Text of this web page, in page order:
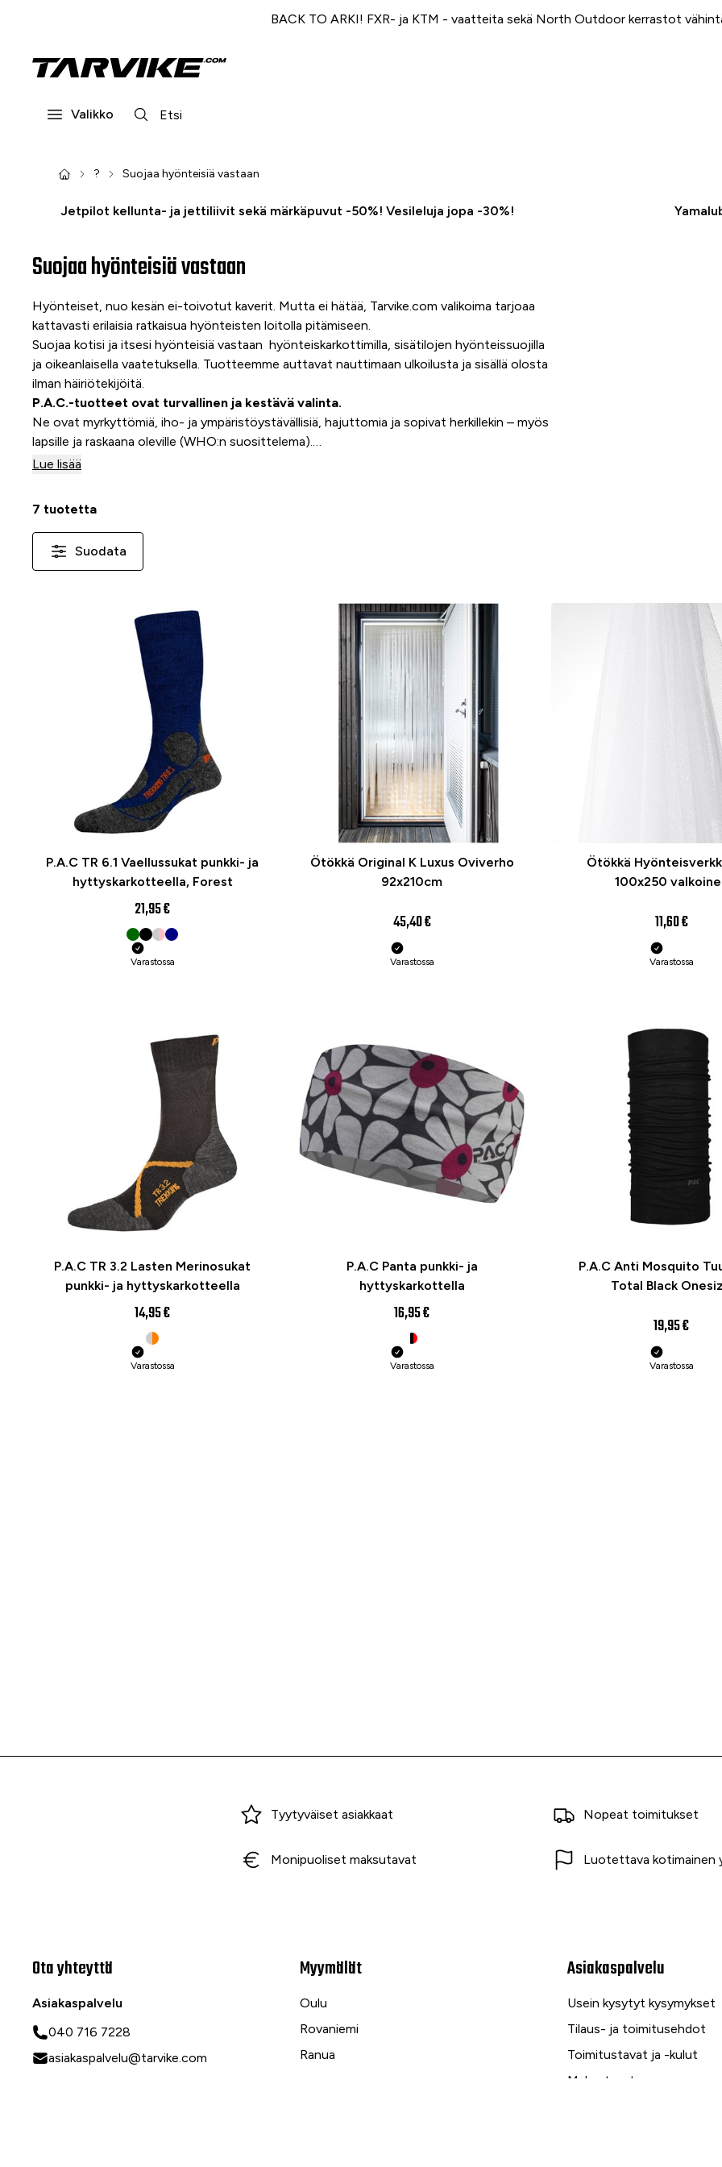
BACK TO ARKI! FXR- ja KTM - vaatteita sekä North Outdoor kerrastot
Valikko
? Suojaa hyönteisiä vastaan
Jetpilot kellunta- ja jettiliivit sekä märkäpuvut -50%! Vesileluja jopa -30%!
Suojaa hyönteisiä vastaan
Hyönteiset, nuo kesän ei-toivotut kaverit. Mutta ei hätää, Tarvike.com valikoima tarjoaa
kattavasti erilaisia ratkaisua hyönteisten loitolla pitämiseen.
Suojaa kotisi ja itsesi hyönteisiä vastaan hyönteiskarkottimilla, sisätilojen hyönteissuojilla
ja oikeanlaisella vaatetuksella. Tuotteemme auttavat nauttimaan ulkoilusta ja sisällä olosta
ilman häiriötekijöitä.
P.A.C.-tuotteet ovat turvallinen ja kestävä valinta.
Ne ovat myrkyttömiä, iho- ja ympäristöystävällisiä, hajuttomia ja sopivat herkillekin – myös
lapsille ja raskaana oleville (WHO:n suosittelema).
Tuotteet kestävät jopa 100 pesukertaa ja toimivat 40 cm säteellä. Valmistus tukee
Lue lisää
7 tuotetta
Suodata
P.A.C TR 6.1 Vaellussukat punkki- ja
hyttyskarkotteella, Forest
21,95 €
Varastossa
Ötökkä Original K Luxus Oviverho
92x210cm
45,40 €
Varastossa
Ötökkä
100x250
11,60 €
Varastossa
P.A.C TR 3.2 Lasten Merinosukat
punkki- ja hyttyskarkotteella
14,95 €
Varastossa
P.A.C Panta punkki- ja
hyttyskarkottella
16,95 €
Varastossa
P.A.C Anti Mosquito
Total Black
19,95 €
Varastossa
Tyytyväiset asiakkaat Nopeat toimitukset
Monipuoliset maksutavat Luotettava kotimainen
Ota yhteyttä
Asiakaspalvelu
040 716 7228
asiakaspalvelu@tarvike.com
Myymälät
Oulu
Rovaniemi
Ranua
Asiakaspalvelu
Usein kysytyt kysymykset
Tilaus- ja toimitusehdot
Toimitustavat ja -kulut
Maksutavat